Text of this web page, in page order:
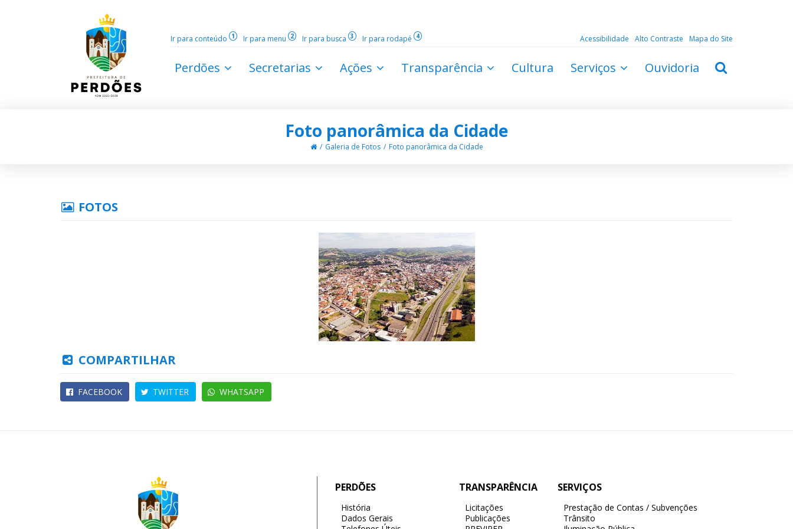
Ir para conteúdo 1 Ir para menu 2 Ir para busca 3 Ir para rodapé 4 Acessibilidade Alto Contraste Mapa do Site
Perdões Secretarias Ações Transparência Cultura Serviços Ouvidoria
Foto panorâmica da Cidade
Galeria de Fotos Foto panorâmica da Cidade
FOTOS
COMPARTILHAR
FACEBOOK TWITTER WHATSAPP
PERDÕES
História
Dados Gerais
TRANSPARÊNCIA
Licitações
Publicações
SERVIÇOS
Prestação de Contas / Subvenções
Trânsito